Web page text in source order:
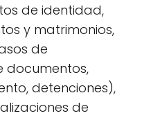
de identidad,
y matrimonios,
de
documentos,
detenciones),
de